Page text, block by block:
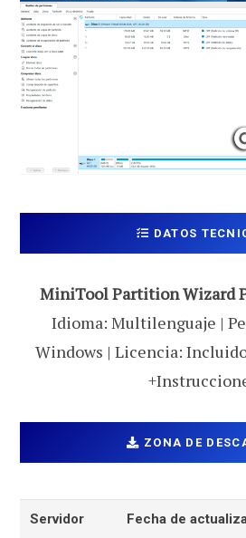
DATOS
MiniTool Partition Wizard
Idioma: Multilenguaje |
Windows | Licencia:
ZONA DE
Servidor Fecha de